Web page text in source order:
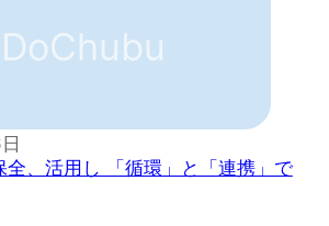
DoChubu
全、活用し 「循環」と「連携」で